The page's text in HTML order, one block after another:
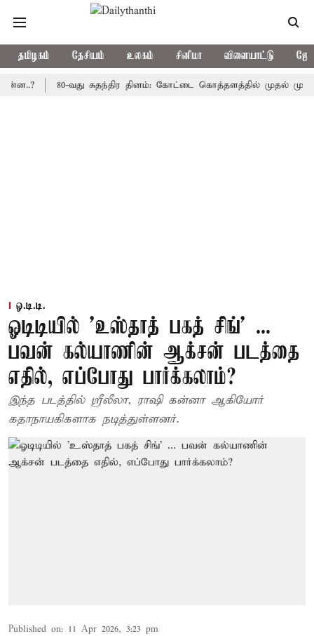
தமிழகம் தேசியம் உலகம் சினிமா விளையாட்டு
80-வது சுதந்திர தினம்: கோட்டை கொத்தளத்தில் முதல் முறையாக
ஓ.டி.டி.
ஓடிடியில் ’உஸ்தாத் பகத் சிங்’ ...
பவன் கல்யாணின் ஆக்சன் படத்தை
எதில், எப்போது பார்க்கலாம்?
இந்த படத்தில் ஸ்ரீலீலா, ராஷி கன்னா ஆகியோர்
கதாநாயகிகளாக நடித்துள்ளனர்.
Published on: 11 Apr 2026, 3:23 pm